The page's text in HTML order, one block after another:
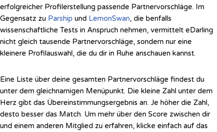
erfolgreicher Profilerstellung passende Partnervorschläge. Im
Gegensatz zu Parship und LemonSwan, die benfalls
wissenschaftliche Tests in Anspruch nehmen, vermittelt eDarling
nicht gleich tausende Partnervorschläge, sondern nur eine
kleinere Profilauswahl, die du dir in Ruhe anschauen kannst.
Eine Liste über deine gesamten Partnervorschläge findest du
unter dem gleichnamigen Menüpunkt. Die kleine Zahl unter dem
Herz gibt das Übereinstimmungsergebnis an. Je höher die Zahl,
desto besser das Match. Um mehr über den Score zwischen dir
und einem anderen Mitglied zu erfahren, klicke einfach auf das